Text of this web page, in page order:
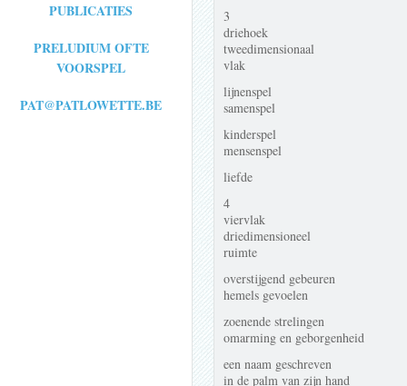
PUBLICATIES
PRELUDIUM OFTE
VOORSPEL
PAT@PATLOWETTE.BE
3
driehoek
tweedimensionaal
vlak
lijnenspel
samenspel
kinderspel
mensenspel
liefde
4
viervlak
driedimensioneel
ruimte
overstijgend gebeuren
hemels gevoelen
zoenende strelingen
omarming en geborgenheid
een naam geschreven
in de palm van zijn hand